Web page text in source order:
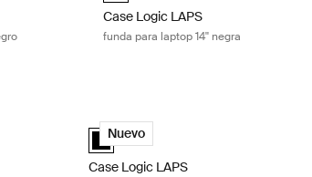
Case Logic LAPS
funda para laptop 14'' negra
portátil de 16'' negra Black
Negro (selected)
Case Logic LAPS funda para
Nuevo
Case Logic LAPS sleeve 13" Negro
Case Logic LAPS